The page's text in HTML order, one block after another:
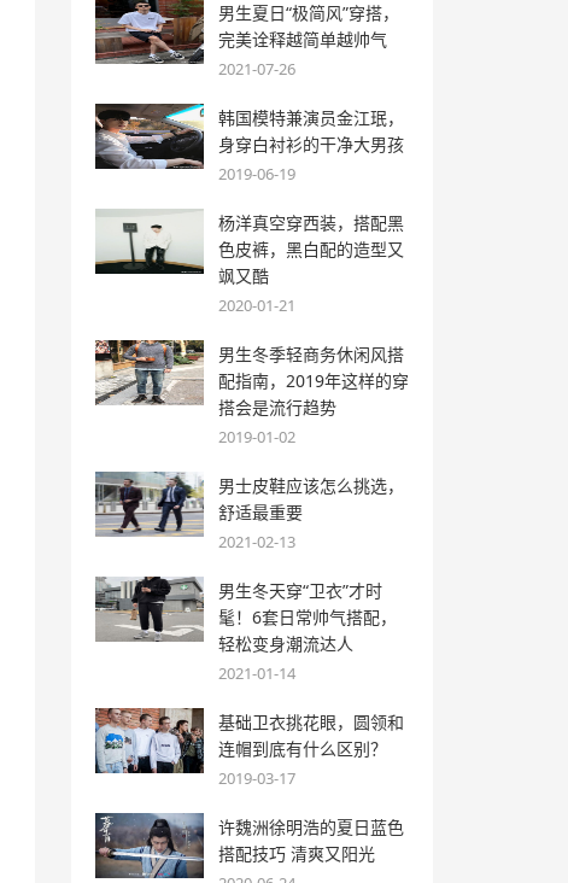
男生夏日“极简风”穿搭，
完美诠释越简单越帅气
2021-07-26
韩国模特兼演员金江珉，
身穿白衬衫的干净大男孩
2019-06-19
杨洋真空穿西装，搭配黑
色皮裤，黑白配的造型又
飒又酷
2020-01-21
男生冬季轻商务休闲风搭
配指南，2019年这样的穿
搭会是流行趋势
2019-01-02
男士皮鞋应该怎么挑选，
舒适最重要
2021-02-13
男生冬天穿“卫衣”才时
髦！6套日常帅气搭配，
轻松变身潮流达人
2021-01-14
基础卫衣挑花眼，圆领和
连帽到底有什么区别？
2019-03-17
许魏洲徐明浩的夏日蓝色
搭配技巧 清爽又阳光